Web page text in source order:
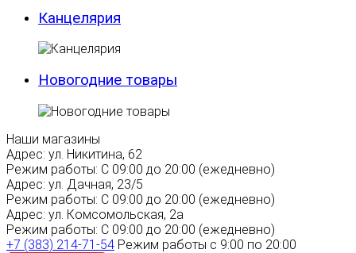
Канцелярия
Новогодние товары
Наши магазины
Адрес: ул. Никитина, 62
Режим работы: С 09:00 до 20:00 (ежедневно)
Адрес: ул. Дачная, 23/5
Режим работы: С 09:00 до 20:00 (ежедневно)
Адрес: ул. Комсомольская, 2а
Режим работы: С 09:00 до 20:00 (ежедневно)
+7 (383) 214-71-54 Режим работы с 9:00 по 20:00